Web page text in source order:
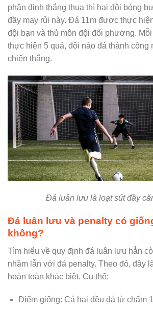
phân định thắng thua thì hai đội bóng
đầy may rủi này. Đá 11m được thực
đội bạn và thủ môn đội đối phương.
thực hiện 5 quả, đội nào đá thành công
chiến thắng.
Đá luân lưu là loạt sút đầy
Đá luân lưu và penalty có
không?
Tìm hiểu về quy định đá luân lưu hẳn
nhầm lẫn với đá penalty. Theo đó, đây
hoàn toàn khác biệt. Cụ thể:
Điểm giống: Cả hai đều đá từ chấm